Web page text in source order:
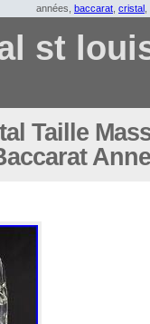
années, baccarat cristal
st
Taille